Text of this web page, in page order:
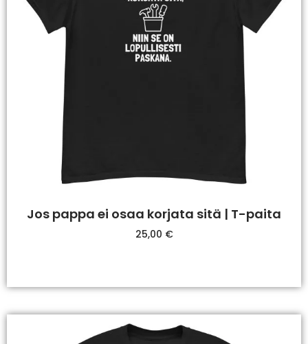
Jos pappa ei osaa korjata sitä | T-paita
25,00 €